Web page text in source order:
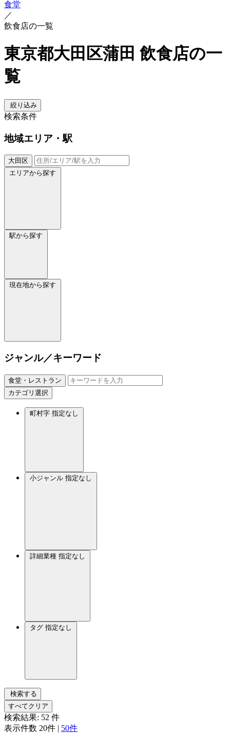
食堂
／
飲食店の一覧
東京都大田区蒲田 飲食店の一
覧
絞り込み
検索条件
地域エリア・駅
大田区
エリアから探す
駅から探す
現在地から探す
ジャンル／キーワード
食堂・レストラン
カテゴリ選択
町村字 指定なし
小ジャンル 指定なし
詳細業種 指定なし
タグ 指定なし
検索する
すべてクリア
検索結果: 52 件
表示件数 20件 | 50件